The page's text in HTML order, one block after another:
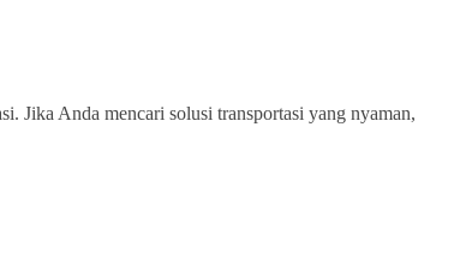
Jika Anda mencari solusi transportasi yang nyaman,